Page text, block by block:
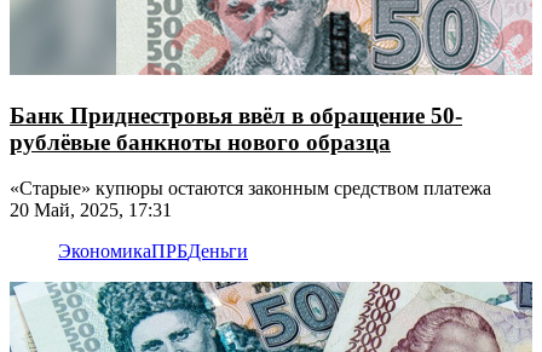
Банк Приднестровья ввёл в обращение 50-
рублёвые банкноты нового образца
«Старые» купюры остаются законным средством платежа
20 Май, 2025, 17:31
ЭкономикаПРБДеньги